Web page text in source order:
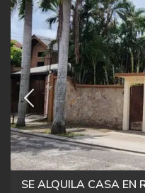
SE ALQUILA CASA EN